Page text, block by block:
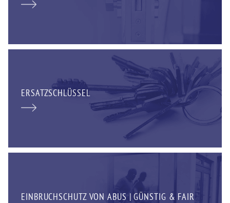
ERSATZSCHLÜSSEL
EINBRUCHSCHUTZ VON ABUS | GÜNSTIG & FAIR